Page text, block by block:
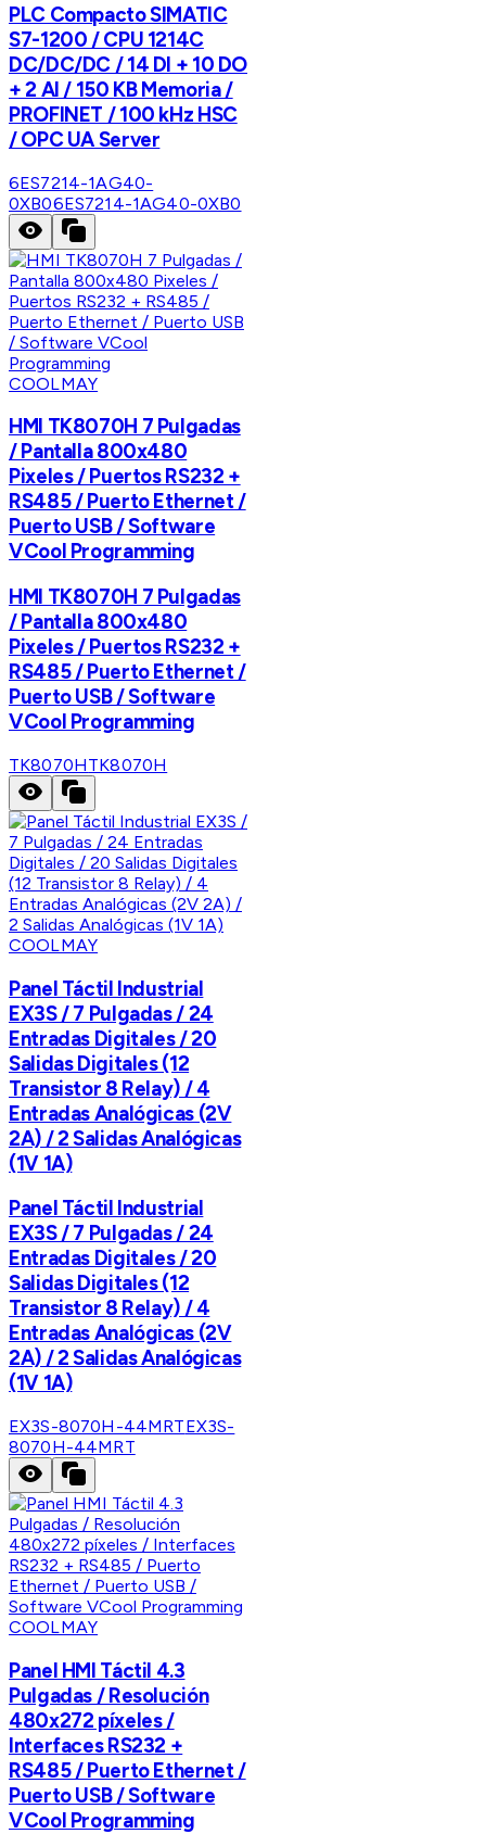
PLC Compacto SIMATIC
S7-1200 / CPU 1214C
DC/DC/DC / 14 DI + 10 DO
+ 2 AI / 150 KB Memoria /
PROFINET / 100 kHz HSC
/ OPC UA Server
6ES7214-1AG40-
0XB06ES7214-1AG40-0XB0
COOLMAY
HMI TK8070H 7 Pulgadas
/ Pantalla 800x480
Pixeles / Puertos RS232 +
RS485 / Puerto Ethernet /
Puerto USB / Software
VCool Programming
HMI TK8070H 7 Pulgadas
/ Pantalla 800x480
Pixeles / Puertos RS232 +
RS485 / Puerto Ethernet /
Puerto USB / Software
VCool Programming
TK8070HTK8070H
COOLMAY
Panel Táctil Industrial
EX3S / 7 Pulgadas / 24
Entradas Digitales / 20
Salidas Digitales (12
Transistor 8 Relay) / 4
Entradas Analógicas (2V
2A) / 2 Salidas Analógicas
(1V 1A)
Panel Táctil Industrial
EX3S / 7 Pulgadas / 24
Entradas Digitales / 20
Salidas Digitales (12
Transistor 8 Relay) / 4
Entradas Analógicas (2V
2A) / 2 Salidas Analógicas
(1V 1A)
EX3S-8070H-44MRTEX3S-
8070H-44MRT
COOLMAY
Panel HMI Táctil 4.3
Pulgadas / Resolución
480x272 píxeles /
Interfaces RS232 +
RS485 / Puerto Ethernet /
Puerto USB / Software
VCool Programming